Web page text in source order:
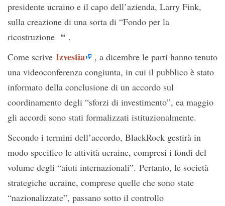
presidente ucraino e il capo dell’azienda, Larry Fink,
sulla creazione di una sorta di “Fondo per la
ricostruzione “ .
Come scrive Izvestia
, a dicembre le parti hanno tenuto
una videoconferenza congiunta, in cui il pubblico è stato
informato della conclusione di un accordo sul
coordinamento degli “sforzi di investimento”, ea maggio
gli accordi sono stati formalizzati istituzionalmente.
Secondo i termini dell’accordo, BlackRock gestirà in
modo specifico le attività ucraine, compresi i fondi del
volume degli “aiuti internazionali”. Pertanto, le società
strategiche ucraine, comprese quelle che sono state
“nazionalizzate”, passano sotto il controllo